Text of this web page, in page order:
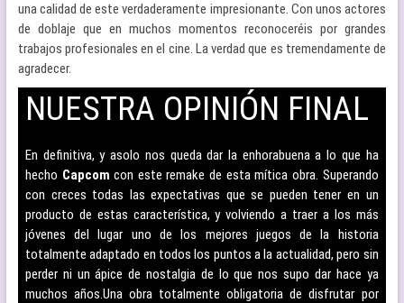
una calidad de este verdaderamente impresionante. Con unos actores
de doblaje que en muchos momentos reconoceréis por grandes
trabajos profesionales en el cine. La verdad que es tremendamente de
agradecer.
NUESTRA OPINIÓN FINAL
En definitiva, y asolo nos queda dar la enhorabuena a lo que ha
hecho Capcom con este remake de esta mítica obra. Superando
con creces todas las expectativas que se pueden tener en un
producto de estas característica, y volviendo a traer a los más
jóvenes del lugar uno de los mejores juegos de la historia
totalmente adaptado en todos los puntos a la actualidad, pero sin
perder ni un ápice de nostalgia de lo que nos supo dar hace ya
muchos años.Una obra totalmente obligatoria de disfrutar por